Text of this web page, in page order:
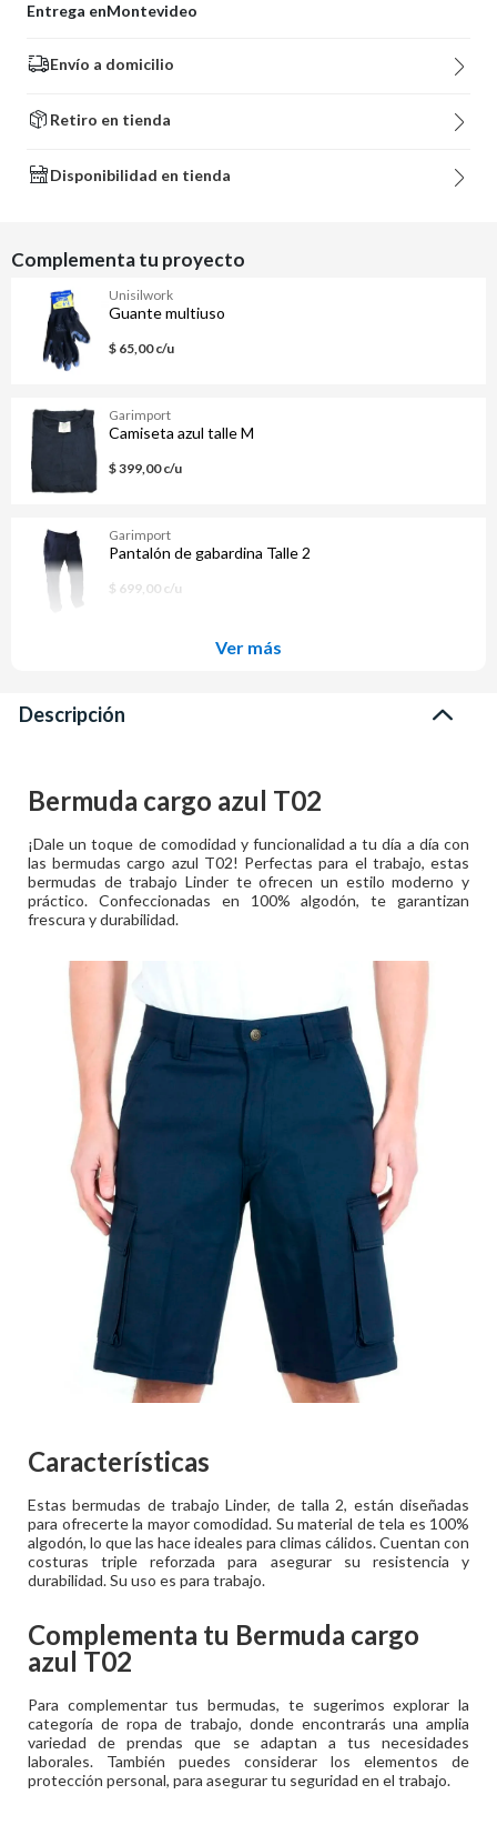
Entrega enMontevideo
Envío a domicilio
Retiro en tienda
Disponibilidad en tienda
Complementa tu proyecto
Unisilwork
Guante multiuso
$ 65,00 c/u
Garimport
Camiseta azul talle M
$ 399,00 c/u
Garimport
Pantalón de gabardina Talle 2
$ 699,00 c/u
Ver más
Descripción
Bermuda cargo azul T02
¡Dale un toque de comodidad y funcionalidad a tu día a día con
las bermudas cargo azul T02! Perfectas para el trabajo, estas
bermudas de trabajo Linder te ofrecen un estilo moderno y
práctico. Confeccionadas en 100% algodón, te garantizan
frescura y durabilidad.
Características
Estas bermudas de trabajo Linder, de talla 2, están diseñadas
para ofrecerte la mayor comodidad. Su material de tela es 100%
algodón, lo que las hace ideales para climas cálidos. Cuentan con
costuras triple reforzada para asegurar su resistencia y
durabilidad. Su uso es para trabajo.
Complementa tu Bermuda cargo
azul T02
Para complementar tus bermudas, te sugerimos explorar la
categoría de ropa de trabajo, donde encontrarás una amplia
variedad de prendas que se adaptan a tus necesidades
laborales. También puedes considerar los elementos de
protección personal, para asegurar tu seguridad en el trabajo.